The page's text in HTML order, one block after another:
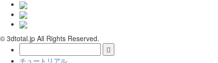
© 3dtotal.jp All Rights Reserved.
チュートリアル